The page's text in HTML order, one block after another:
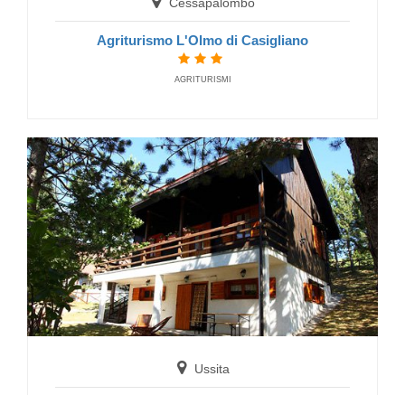
Montefortino
Agriturismo Antico Mulino
Agriturismo L'Olmo di Casigliano
AGRITURISMI
Ussita